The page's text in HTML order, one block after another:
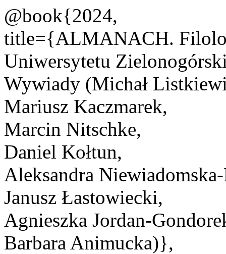
@book{2024,
title={ALMANACH.
Uniwersytetu
Wywiady (Michał
Mariusz Kaczmarek,
Marcin Nitschke,
Daniel Kołtun,
Aleksandra Niewiadomska-
Janusz Łastowiecki,
Agnieszka Jordan-
Barbara Animucka)},